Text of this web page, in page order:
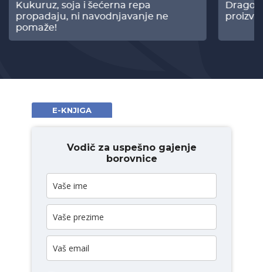
Kukuruz, soja i šećerna repa
propadaju, ni navodnjavanje ne
pomaže!
E-KNJIGA
Vodič za uspešno gajenje
borovnice